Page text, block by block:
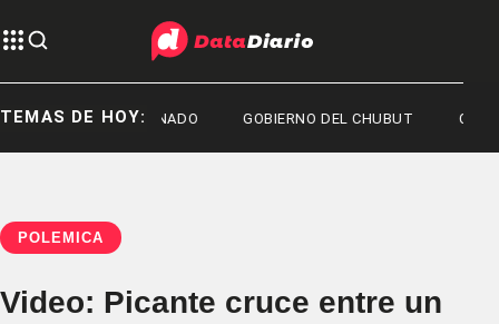
TEMAS DE HOY:
SENADO GOBIERNO DEL CHUBUT CHUBUT
POLÉMICA
Video: Picante cruce entre un